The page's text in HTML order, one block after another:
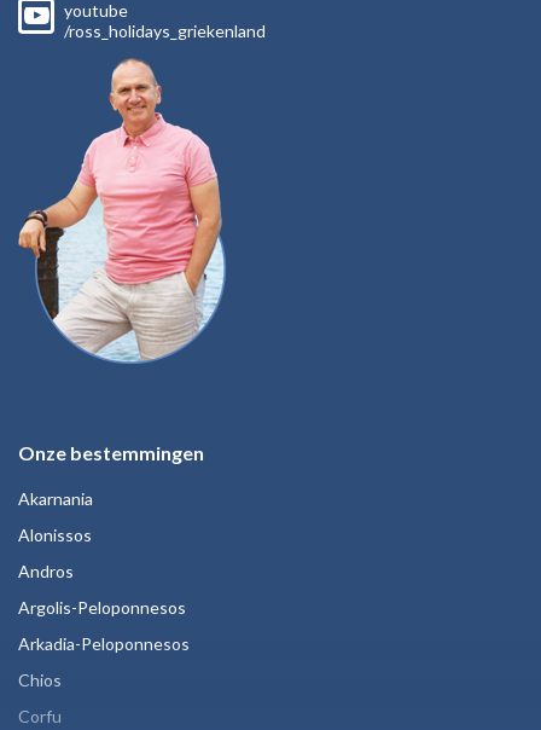
youtube
/ross_holidays_griekenland
Onze bestemmingen
Akarnania
Alonissos
Andros
Argolis-Peloponnesos
Arkadia-Peloponnesos
Chios
Corfu